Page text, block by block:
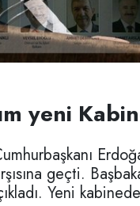
yeni
geçti.
Yeni